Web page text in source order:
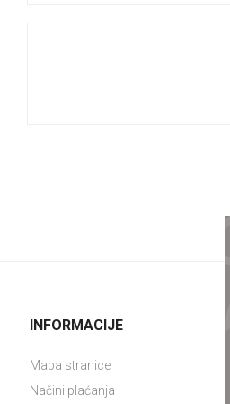
INFORMACIJE
Mapa stranice
Načini plaćanja